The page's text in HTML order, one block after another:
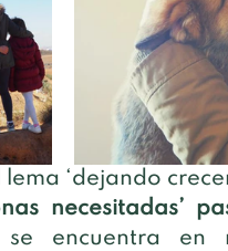
‘dejando
necesitadas’
encuentra en